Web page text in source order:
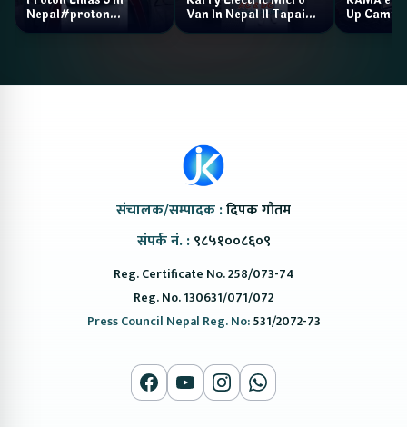
Nepal#proton
#protonemas5#protonnepal#evcarnepal
Van In Nepal II Tapaiko
Bazar II Jankari
Up Camp
संचालक/सम्पादक :दिपक गौतम
संपर्क नं. : ९८५१००८६०९
Reg. Certificate No. 258/073-74
Reg. No. 130631/071/072
Press Council Nepal Reg. No:531/2072-73